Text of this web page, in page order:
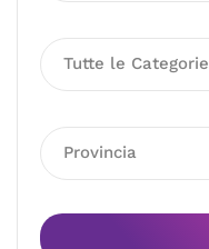
Tutte le Categorie
Provincia